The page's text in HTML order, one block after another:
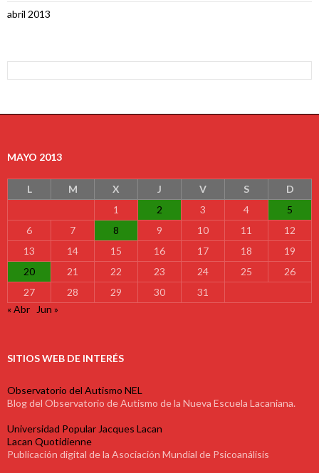
abril 2013
MAYO 2013
L M X J V S
D
1
2 3 4
5
6
7 8 9 10 11
12
13
14 15 16 17 18
19
20
21 22 23 24 25
26
27
28 29 30
31
« Abr
Jun »
SITIOS WEB DE INTERÉS
Observatorio del Autismo NEL
Blog del Observatorio de Autismo de la Nueva Escuela Lacaniana.
Universidad Popular Jacques Lacan
Lacan Quotidienne
Publicación digital de la Asociación Mundial de Psicoanálisis